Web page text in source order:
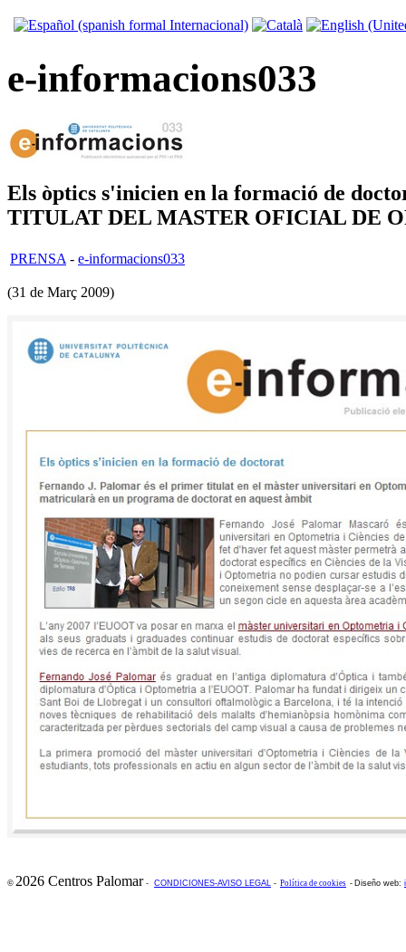
e-informacions033
Els òptics s'inicien en la formació de
TITULAT DEL MASTER OFICIAL DE
PRENSA - e-informacions033
(31 de Març 2009)
© 2026 Centros Palomar- CONDICIONES-AVISO LEGAL - Política de cookies - Diseño web: